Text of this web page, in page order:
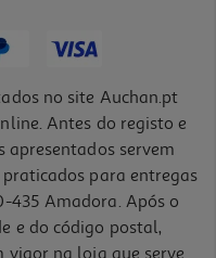
no site Auchan.pt
Antes do registo e
apresentados servem
para entregas
435 Amadora. Após o
e do código postal,
vigor na loja que serve